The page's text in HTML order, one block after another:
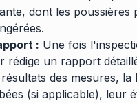
dont les poussières
: Une fois
rédige un rapport
des mesures, la
(si applicable), leur